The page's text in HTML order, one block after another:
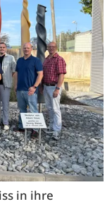
in ihre